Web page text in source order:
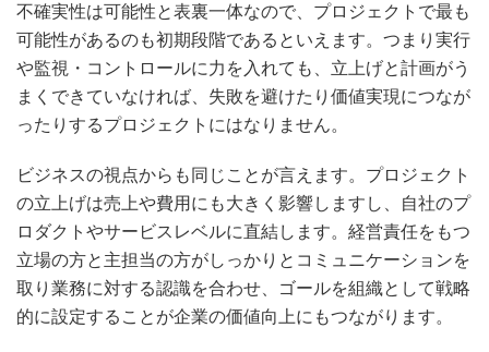
不確実性は可能性と表裏一体なので、プロジェクトで最も
可能性があるのも初期段階であるといえます。つまり実行
や監視・コントロールに力を入れても、立上げと計画がう
まくできていなければ、失敗を避けたり価値実現につなが
ったりするプロジェクトにはなりません。
ビジネスの視点からも同じことが言えます。プロジェクト
の立上げは売上や費用にも大きく影響しますし、自社のプ
ロダクトやサービスレベルに直結します。経営責任をもつ
立場の方と主担当の方がしっかりとコミュニケーションを
取り業務に対する認識を合わせ、ゴールを組織として戦略
的に設定することが企業の価値向上にもつながります。